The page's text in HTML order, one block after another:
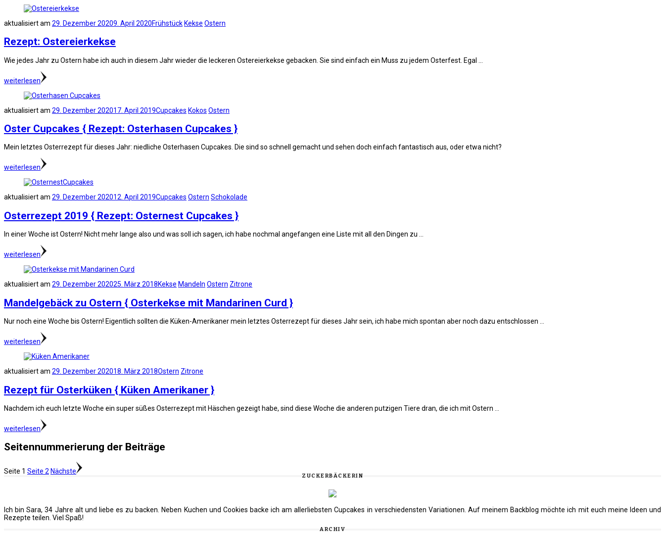
aktualisiert am 29. Dezember 20209. April 2020Frühstück Kekse Ostern
Rezept: Ostereierkekse
Wie jedes Jahr zu Ostern habe ich auch in diesem Jahr wieder die leckeren Ostereierkekse gebacken. Sie sind einfach ein Muss zu jedem Osterfest. Egal …
weiterlesen
aktualisiert am 29. Dezember 202017. April 2019Cupcakes Kokos Ostern
Oster Cupcakes { Rezept: Osterhasen Cupcakes }
Mein letztes Osterrezept für dieses Jahr: niedliche Osterhasen Cupcakes. Die sind so schnell gemacht und sehen doch einfach fantastisch aus, oder etwa nicht?
weiterlesen
aktualisiert am 29. Dezember 202012. April 2019Cupcakes Ostern Schokolade
Osterrezept 2019 { Rezept: Osternest Cupcakes }
In einer Woche ist Ostern! Nicht mehr lange also und was soll ich sagen, ich habe nochmal angefangen eine Liste mit all den Dingen zu …
weiterlesen
aktualisiert am 29. Dezember 202025. März 2018Kekse Mandeln Ostern Zitrone
Mandelgebäck zu Ostern { Osterkekse mit Mandarinen Curd }
Nur noch eine Woche bis Ostern! Eigentlich sollten die Küken-Amerikaner mein letztes Osterrezept für dieses Jahr sein, ich habe mich spontan aber noch dazu entschlossen …
weiterlesen
aktualisiert am 29. Dezember 202018. März 2018Ostern Zitrone
Rezept für Osterküken { Küken Amerikaner }
Nachdem ich euch letzte Woche ein super süßes Osterrezept mit Häschen gezeigt habe, sind diese Woche die anderen putzigen Tiere dran, die ich mit Ostern …
weiterlesen
Seitennummerierung der Beiträge
Seite 1 Seite 2 Nächste
ZUCKERBÄCKERIN
Ich bin Sara, 34 Jahre alt und liebe es zu backen. Neben Kuchen und Cookies backe ich am allerliebsten Cupcakes in verschiedensten Variationen. Auf meinem Backblog möchte ich mit euch meine Ideen und
Rezepte teilen. Viel Spaß!
ARCHIV